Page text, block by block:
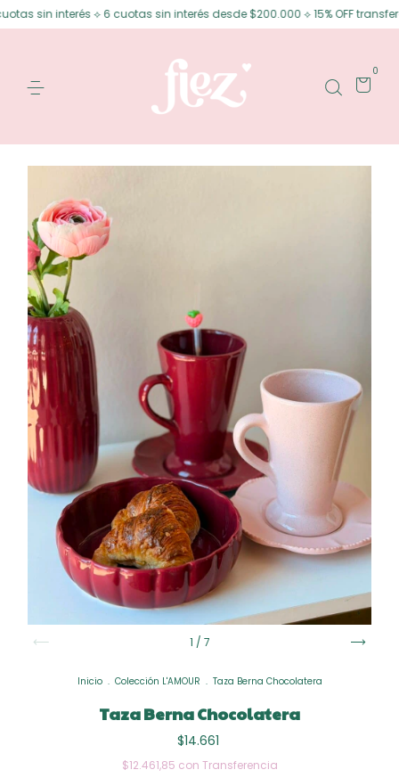
⟡ 6 cuotas sin interés desde $200.000 ⟡ 15% OFF transferencia
0
1 / 7
Inicio . Colección L'AMOUR . Taza Berna Chocolatera
Taza Berna Chocolatera
$14.661
$12.461,85 con Transferencia